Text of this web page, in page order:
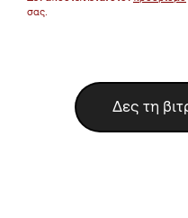
σας.
Δες τη